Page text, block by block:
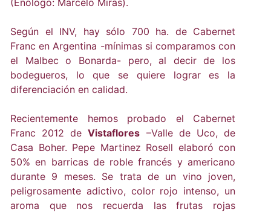
(Enologo: Marcelo Miras).
Según el INV, hay sólo 700 ha. de Cabernet
Franc en Argentina -mínimas si comparamos con
el Malbec o Bonarda- pero, al decir de los
bodegueros, lo que se quiere lograr es la
diferenciación en calidad.
Recientemente hemos probado el Cabernet
Franc 2012 deVistaflores –Valle de Uco, de
Casa Boher. Pepe Martinez Rosell elaboró con
50% en barricas de roble francés y americano
durante 9 meses. Se trata de un vino joven,
peligrosamente adictivo, color rojo intenso, un
aroma que nos recuerda las frutas rojas